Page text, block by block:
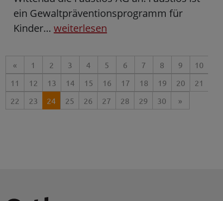
ein Gewaltpräventionsprogramm für
Kinder… weiterlesen
« 1 2 3 4 5 6 7 8 9
10
11
12 13 14 15 16 17 18 19 20
21
22
23 24 25 26 27 28 29 30 »